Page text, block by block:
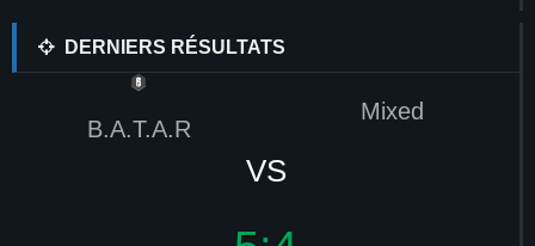
DERNIERS RÉSULTATS
B.A.T.A.R